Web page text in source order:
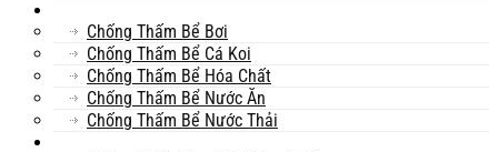
Chống Thấm Bể Bơi
Chống Thấm Bể Cá Koi
Chống Thấm Bể Hóa Chất
Chống Thấm Bể Nước Ăn
Chống Thấm Bể Nước Thải